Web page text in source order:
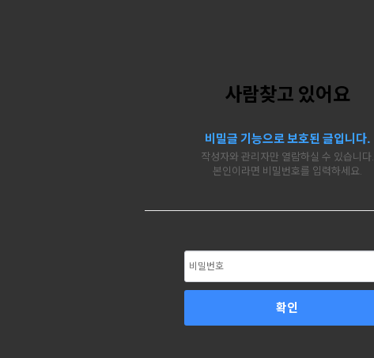
사람찾고 있어요
비밀글 기능으로 보호된 글입니다.
작성자와 관리자만 열람하실 수 있습니다.
본인이라면 비밀번호를 입력하세요.